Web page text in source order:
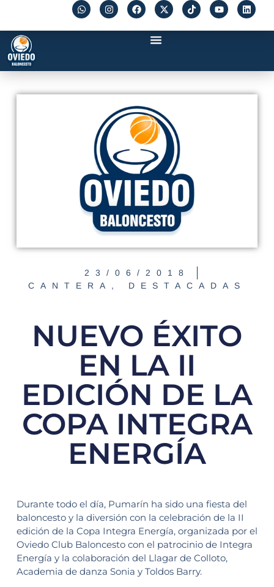
23/06/2018
CANTERA , DESTACADAS
NUEVO ÉXITO
EN LA II
EDICIÓN DE LA
COPA INTEGRA
ENERGÍA
Durante todo el día, Pumarín ha sido una fiesta del
baloncesto y la diversión con la celebración de la II
edición de la Copa Integra Energía, organizada por el
Oviedo Club Baloncesto con el patrocinio de Integra
Energía y la colaboración del Llagar de Colloto,
Academia de danza Sonia y Toldos Barry.